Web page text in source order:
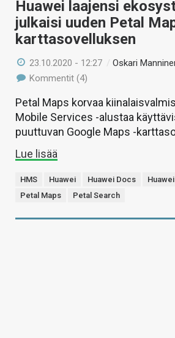
Huawei laajensi
julkaisi uuden Petal
karttasovelluksen
23.10.2020 - 12:27 /Oskari
Kommentit (4)
Petal Maps korvaa
Mobile Services -alustaa
puuttuvan Google Maps -
Lue lisää
HMS Huawei Huawei Docs
Petal Maps
Petal Search